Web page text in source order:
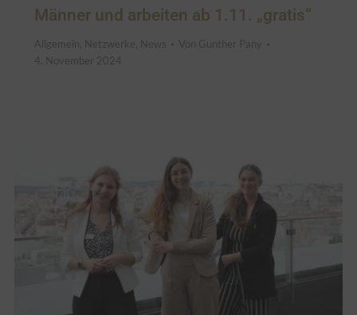
Männer und arbeiten ab 1.11. „gratis“
Allgemein Netzwerke News Von Gunther Pany
4. November 2024